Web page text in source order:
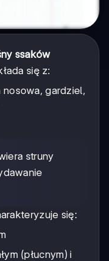
ssaków
się z:
gardziel,
struny
się:
(płucnym) i